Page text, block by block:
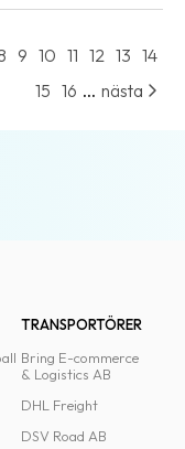
9 10 11 12 13 14
15 16 ... nästa
TRANSPORTÖRER
Bring E-commerce
& Logistics AB
DHL Freight
DSV Road AB